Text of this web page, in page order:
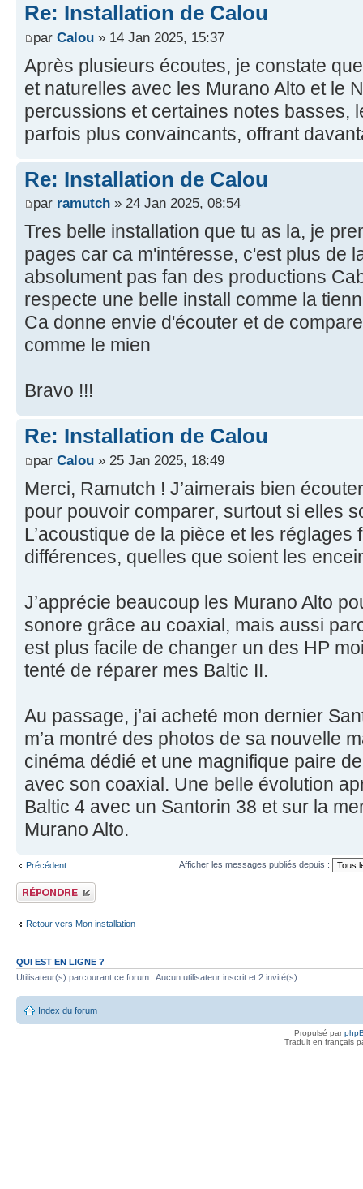
Re: Installation de Calou
par Calou » 14 Jan 2025, 15:37
Après plusieurs écoutes, je constate
et naturelles avec les Murano Alto et le
percussions et certaines notes basses,
parfois plus convaincants, offrant
Re: Installation de Calou
par ramutch » 24 Jan 2025, 08:54
Tres belle installation que tu as la, je
pages car ca m'intéresse, c'est plus de
absolument pas fan des productions
respecte une belle install comme la
Ca donne envie d'écouter et de
comme le mien
Bravo !!!
Re: Installation de Calou
par Calou » 25 Jan 2025, 18:49
Merci, Ramutch ! J’aimerais bien
pour pouvoir comparer, surtout si elles
L’acoustique de la pièce et les réglages
différences, quelles que soient les
J’apprécie beaucoup les Murano Alto
sonore grâce au coaxial, mais aussi
est plus facile de changer un des HP
tenté de réparer mes Baltic II.
Au passage, j’ai acheté mon dernier
m’a montré des photos de sa nouvelle
cinéma dédié et une magnifique paire
avec son coaxial. Une belle évolution
Baltic 4 avec un Santorin 38 et sur la
Murano Alto.
Précédent Afficher les messages publiés depuis :
Publier une réponse
Retour vers Mon installation
QUI EST EN LIGNE ?
Utilisateur(s) parcourant ce forum : Aucun utilisateur inscrit et 2 invité(s)
Index du forum
Propulsé par
Traduit en français